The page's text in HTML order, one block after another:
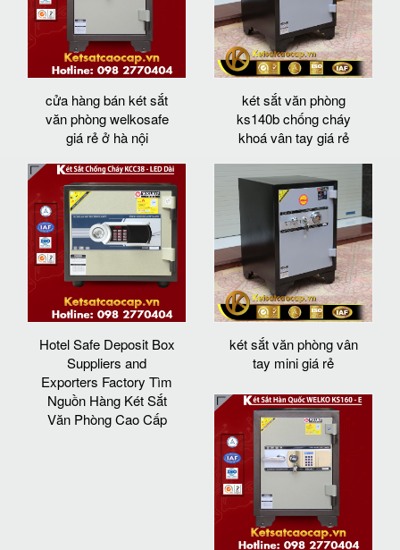
cửa hàng bán két sắt
văn phòng welkosafe
giá rẻ ở hà nội
két sắt văn phòng
ks140b chống cháy
khoá vân tay giá rẻ
Hotel Safe Deposit Box
Suppliers and
Exporters Factory Tìm
Nguồn Hàng Két Sắt
Văn Phòng Cao Cấp
két sắt văn phòng vân
tay mini giá rẻ